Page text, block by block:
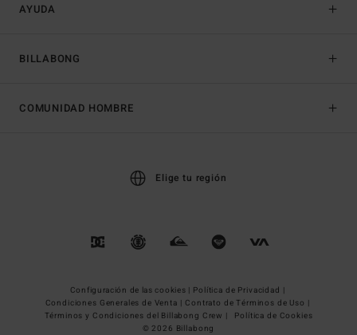
AYUDA
BILLABONG
COMUNIDAD HOMBRE
Elige tu región
Configuración de las cookies | Política de Privacidad |
Condiciones Generales de Venta | Contrato de Términos de Uso |
Términos y Condiciones del Billabong Crew |
Política de Cookies
© 2026 Billabong